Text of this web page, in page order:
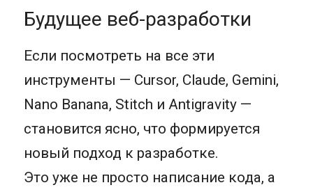
Будущее веб-разработки
Если посмотреть на все эти
инструменты — Cursor, Claude, Gemini,
Nano Banana, Stitch и Antigravity —
становится ясно, что формируется
новый подход к разработке.
Это уже не просто написание кода, а